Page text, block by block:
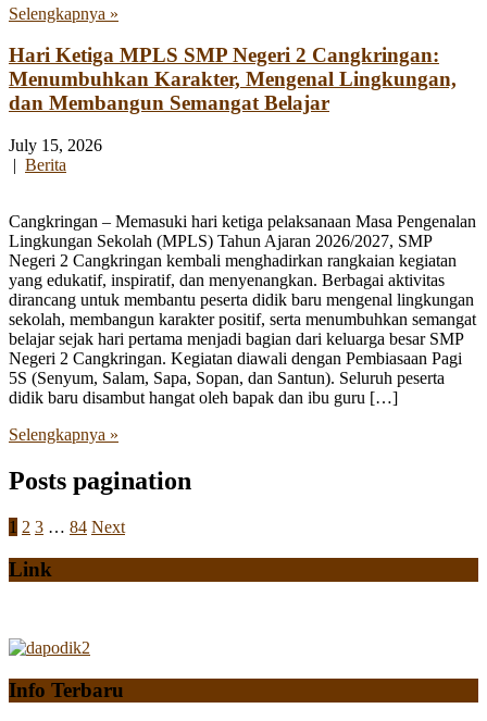
Selengkapnya »
Hari Ketiga MPLS SMP Negeri 2 Cangkringan:
Menumbuhkan Karakter, Mengenal Lingkungan,
dan Membangun Semangat Belajar
July 15, 2026
| Berita
Cangkringan – Memasuki hari ketiga pelaksanaan Masa Pengenalan
Lingkungan Sekolah (MPLS) Tahun Ajaran 2026/2027, SMP
Negeri 2 Cangkringan kembali menghadirkan rangkaian kegiatan
yang edukatif, inspiratif, dan menyenangkan. Berbagai aktivitas
dirancang untuk membantu peserta didik baru mengenal lingkungan
sekolah, membangun karakter positif, serta menumbuhkan semangat
belajar sejak hari pertama menjadi bagian dari keluarga besar SMP
Negeri 2 Cangkringan. Kegiatan diawali dengan Pembiasaan Pagi
5S (Senyum, Salam, Sapa, Sopan, dan Santun). Seluruh peserta
didik baru disambut hangat oleh bapak dan ibu guru […]
Selengkapnya »
Posts pagination
1 2 3 … 84 Next
Link
Info Terbaru